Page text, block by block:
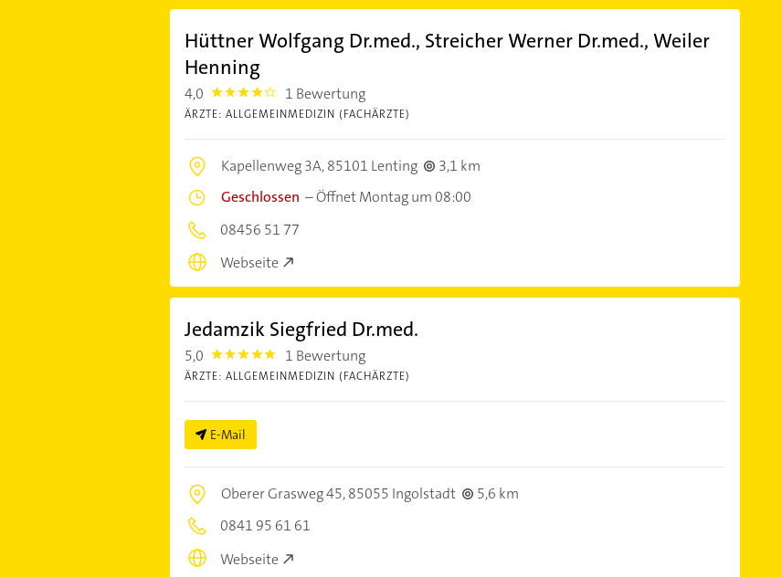
Hüttner Wolfgang Dr.med., Streicher Werner Dr.med., Weiler
Henning
4,0 4.0 1 Bewertung
ÄRZTE: ALLGEMEINMEDIZIN (FACHÄRZTE)
Kapellenweg 3A,85101 Lenting
3,1 km
Geschlossen –Öffnet Montag um 08:00
08456 51 77
Webseite
Jedamzik Siegfried Dr.med.
5,0 5.0 1 Bewertung
ÄRZTE: ALLGEMEINMEDIZIN (FACHÄRZTE)
E-Mail
Oberer Grasweg 45,85055 Ingolstadt
5,6 km
0841 95 61 61
Webseite